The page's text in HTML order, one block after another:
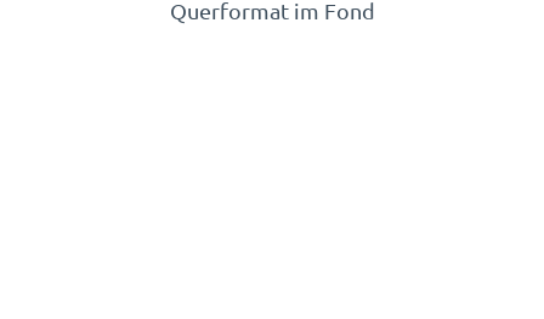
Querformat im Fond